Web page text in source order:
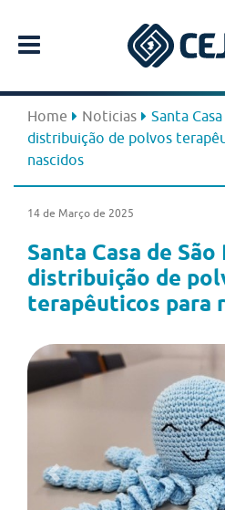
Home Noticias
Santa
distribuição de polvos
nascidos
14 de Março de 2025
Santa Casa de
distribuição de
terapêuticos para
Previous